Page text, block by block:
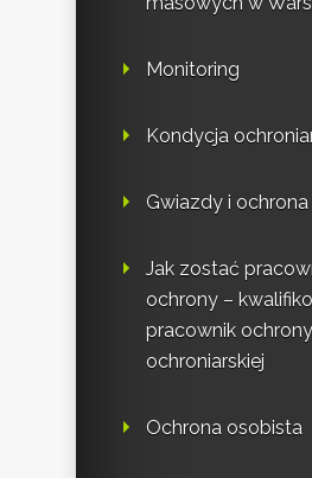
Monitoring
Kondycja
Gwiazdy i ochrona
Jak zostać
ochrony –
pracownik
ochroniarskiej
Ochrona osobista